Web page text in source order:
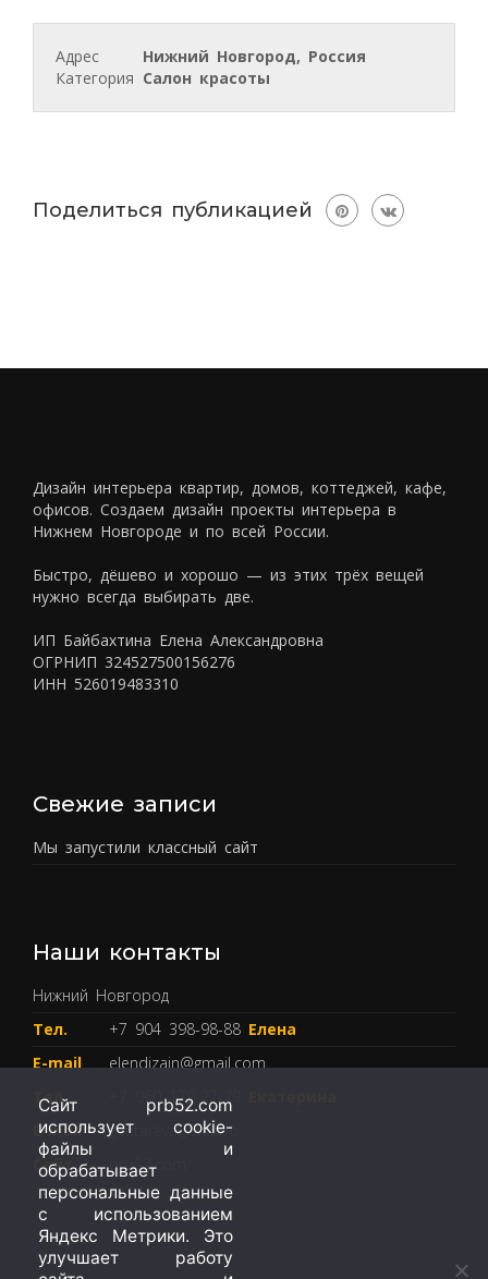
Адрес
Нижний Новгород, Россия
Категория Салон красоты
Поделиться публикацией
Дизайн интерьера квартир, домов, коттеджей, кафе,
офисов. Создаем дизайн проекты интерьера в
Нижнем Новгороде и по всей России.
Быстро, дёшево и хорошо — из этих трёх вещей
нужно всегда выбирать две.
ИП Байбахтина Елена Александровна
ОГРНИП 324527500156276
ИНН 526019483310
Свежие записи
Мы запустили классный сайт
Наши контакты
Нижний Новгород
Тел.
+7 904 398-98-88 Елена
E-mail
elendizain@gmail.com
Тел.
+7 960 179-27-29
E-mail
guntareva@mail.ru
Сайт
prb52.com
Сайт prb52.com
использует cookie-
файлы и
обрабатывает
персональные данные
с использованием
Яндекс Метрики. Это
улучшает работу